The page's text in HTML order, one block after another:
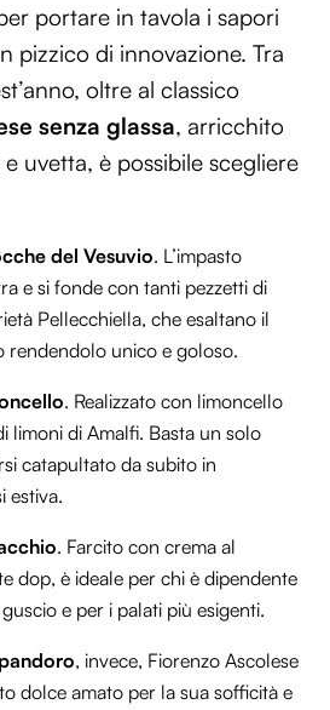
portare in tavola i sapori
pizzico di innovazione. Tra
oltre al classico
senza glassa, arricchito
uvetta, è possibile scegliere
del Vesuvio. L’impasto
e si fonde con tanti pezzetti di
Pellecchiella, che esaltano il
rendendolo unico e goloso.
. Realizzato con limoncello
limoni di Amalfi. Basta un solo
catapultato da subito in
estiva.
. Farcito con crema al
dop, è ideale per chi è dipendente
e per i palati più esigenti.
pandoro, invece, Fiorenzo Ascolese
dolce amato per la sua sofficità e